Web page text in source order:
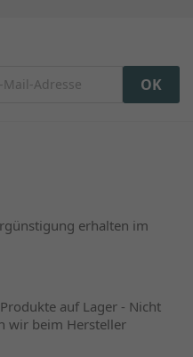
erhalten im
auf Lager - Nicht
wir beim Hersteller